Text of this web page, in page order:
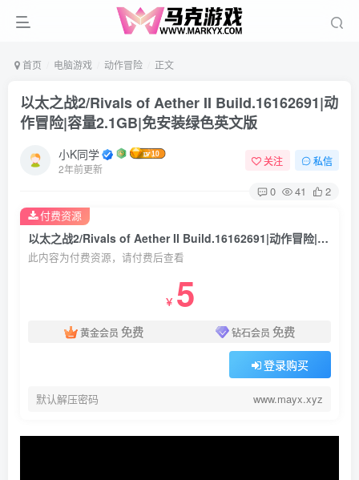
首页 电脑游戏 动作冒险 正文
以太之战2/Rivals of Aether II Build.16162691|动
作冒险|容量2.1GB|免安装绿色英文版
小K同学
2年前更新
关注 私信
0 41 2
以太之战2/Rivals of Aether II Build.16162691|动作冒险|容量2.1GB|免安装绿色英文版
此内容为付费资源，请付费后查看
￥ 5
黄金会员 免费 钻石会员 免费
登录购买
默认解压密码 www.mayx.xyz
付费资源